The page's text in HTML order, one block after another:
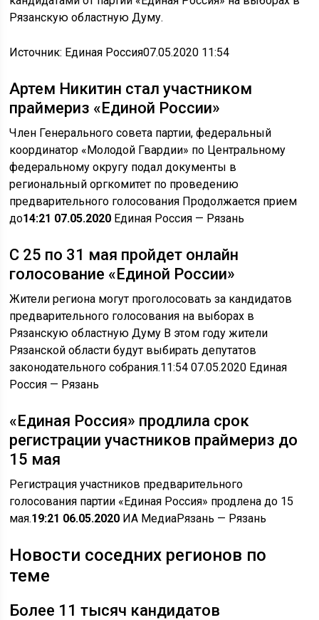
Рязанскую областную Думу.
Источник: Единая Россия07.05.2020 11:54
Артем Никитин стал участником
праймериз «Единой России»
Член Генерального совета партии, федеральный
координатор «Молодой Гвардии» по Центральному
федеральному округу подал документы в
региональный оргкомитет по проведению
предварительного голосования Продолжается прием
до14:21 07.05.2020 Единая Россия — Рязань
С 25 по 31 мая пройдет онлайн
голосование «Единой России»
Жители региона могут проголосовать за кандидатов
предварительного голосования на выборах в
Рязанскую областную Думу В этом году жители
Рязанской области будут выбирать депутатов
законодательного собрания.11:54 07.05.2020 Единая
Россия — Рязань
«Единая Россия» продлила срок
регистрации участников праймериз до
15 мая
Регистрация участников предварительного
голосования партии «Единая Россия» продлена до 15
мая.19:21 06.05.2020 ИА МедиаРязань — Рязань
Новости соседних регионов по
теме
Более 11 тысяч кандидатов